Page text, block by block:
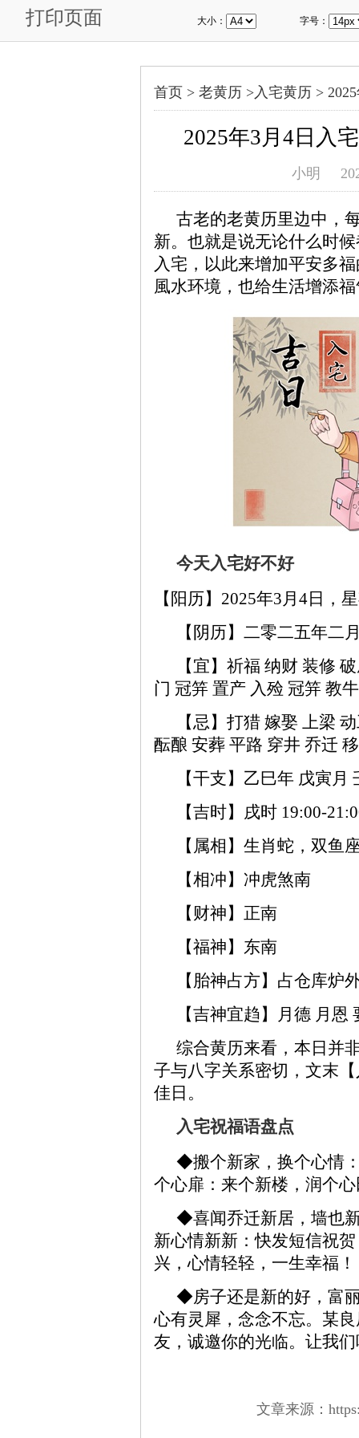
打印页面 大小： 字号：
首页 > 老黄历 >入宅黄历 >
2025年3月4日入
小明
古老的老黄历里边中，
新。也就是说无论什么时
入宅，以此来增加平安多
風水环境，也给生活增添
今天入宅好不好
【阳历】2025年3月4日，
【阴历】二零二五年二
【宜】祈福 纳财 装修
门 冠笄 置产 入殓 冠笄 教
【忌】打猎 嫁娶 上梁
酝酿 安葬 平路 穿井 乔迁
【干支】乙巳年 戊寅月
【吉时】戌时 19:00-
【属相】生肖蛇，双鱼
【相冲】冲虎煞南
【财神】正南
【福神】东南
【胎神占方】占仓库炉
【吉神宜趋】月德 月恩
综合黄历来看，本日并
子与八字关系密切，文末
佳日。
入宅祝福语盘点
◆搬个新家，换个心情
个心扉：来个新楼，润个
◆喜闻乔迁新居，墙也
新心情新新：快发短信祝
兴，心情轻轻，一生幸福！
◆房子还是新的好，富
心有灵犀，念念不忘。某
友，诚邀你的光临。让我
文章来源：